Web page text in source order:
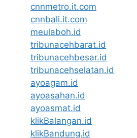
cnnmetro.it.com
cnnbali.it.com
meulaboh.id
tribunacehbarat.id
tribunacehbesar.id
tribunacehselatan.id
ayoagam.id
ayoasahan.id
ayoasmat.id
klikBalangan.id
klikBandung.id